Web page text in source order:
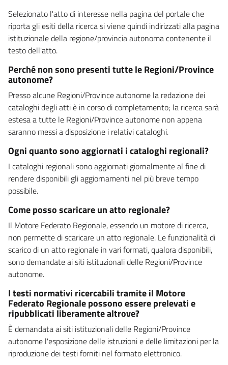
Selezionato l'atto di interesse nella pagina del portale che
riporta gli esiti della ricerca si viene quindi indirizzati alla pagina
istituzionale della regione/provincia autonoma contenente il
testo dell'atto.
Perché non sono presenti tutte le Regioni/Province
autonome?
Presso alcune Regioni/Province autonome la redazione dei
cataloghi degli atti è in corso di completamento; la ricerca sarà
estesa a tutte le Regioni/Province autonome non appena
saranno messi a disposizione i relativi cataloghi.
Ogni quanto sono aggiornati i cataloghi regionali?
I cataloghi regionali sono aggiornati giornalmente al fine di
rendere disponibili gli aggiornamenti nel più breve tempo
possibile.
Come posso scaricare un atto regionale?
Il Motore Federato Regionale, essendo un motore di ricerca,
non permette di scaricare un atto regionale. Le funzionalità di
scarico di un atto regionale in vari formati, qualora disponibili,
sono demandate ai siti istituzionali delle Regioni/Province
autonome.
I testi normativi ricercabili tramite il Motore
Federato Regionale possono essere prelevati e
ripubblicati liberamente altrove?
È demandata ai siti istituzionali delle Regioni/Province
autonome l'esposizione delle istruzioni e delle limitazioni per la
riproduzione dei testi forniti nel formato elettronico.